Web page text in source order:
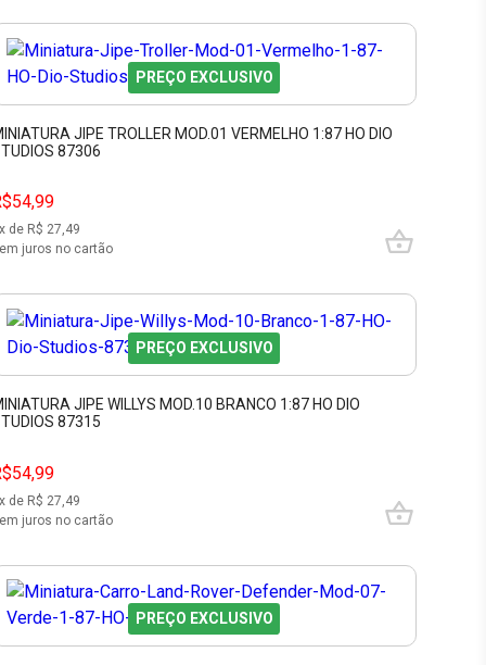
PREÇO EXCLUSIVO
JIPE TROLLER MOD.01 VERMELHO 1:87 HO DIO
87306
x de R$ 27,49
juros no cartão
PREÇO EXCLUSIVO
JIPE WILLYS MOD.10 BRANCO 1:87 HO DIO
87315
x de R$ 27,49
juros no cartão
PREÇO EXCLUSIVO